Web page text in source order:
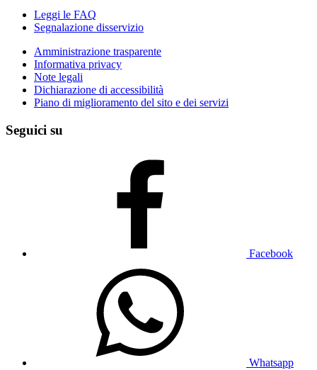
Leggi le FAQ
Segnalazione disservizio
Amministrazione trasparente
Informativa privacy
Note legali
Dichiarazione di accessibilità
Piano di miglioramento del sito e dei servizi
Seguici su
Facebook
Whatsapp